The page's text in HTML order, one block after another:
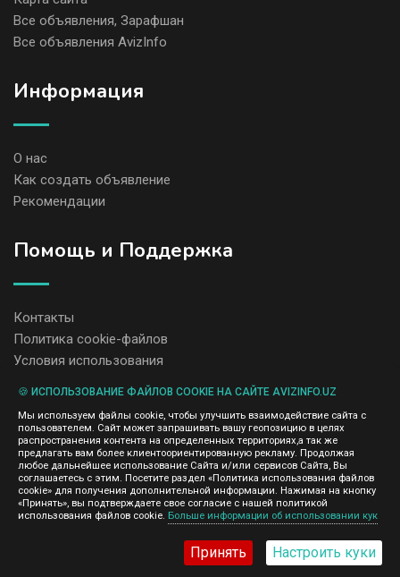
Все объявления, Зарафшан
Все объявления AvizInfo
Информация
О нас
Как создать объявление
Рекомендации
Помощь и Поддержка
Контакты
Политика cookie-файлов
Условия использования
содержание размещенных объявлений.
Мы ценим конфиденциальность наших пользователей. Мы не
передаем и не продаем личную информацию зарегистрированных
пользователей AvizInfo.uz третьим лицам. Мы не отвечаем за
правила конфиденциальности сайтов на которые ссылается
AvizInfo.uz. На некоторых страницах нашего сайта представлена
реклама Google Adsense Advertising Network. Чтобы узнать
подробней о правилах конфиденциальности Googleнажмите тут
🍪 ИСПОЛЬЗОВАНИЕ ФАЙЛОВ COOKIE НА САЙТЕ AVIZINFO.UZ
Мы используем файлы cookie, чтобы улучшить взаимодействие сайта с
пользователем. Сайт может запрашивать вашу геопозицию в целях
распространения контента на определенных территориях,а так же
предлагать вам более клиентоориентированную рекламу. Продолжая
любое дальнейшее использование Сайта и/или сервисов Сайта, Вы
соглашаетесь с этим. Посетите раздел «Политика использования файлов
cookie» для получения дополнительной информации. Нажимая на кнопку
«Принять», вы подтверждаете свое согласие с нашей политикой
использования файлов cookie. Больше информации об использовании кук
Принять Настроить куки